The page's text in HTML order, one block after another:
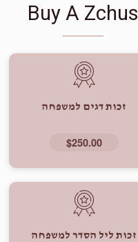
Buy A Zchus
זכות דגים למשפחה
$250.00
זכות ליל הסדר למשפחה